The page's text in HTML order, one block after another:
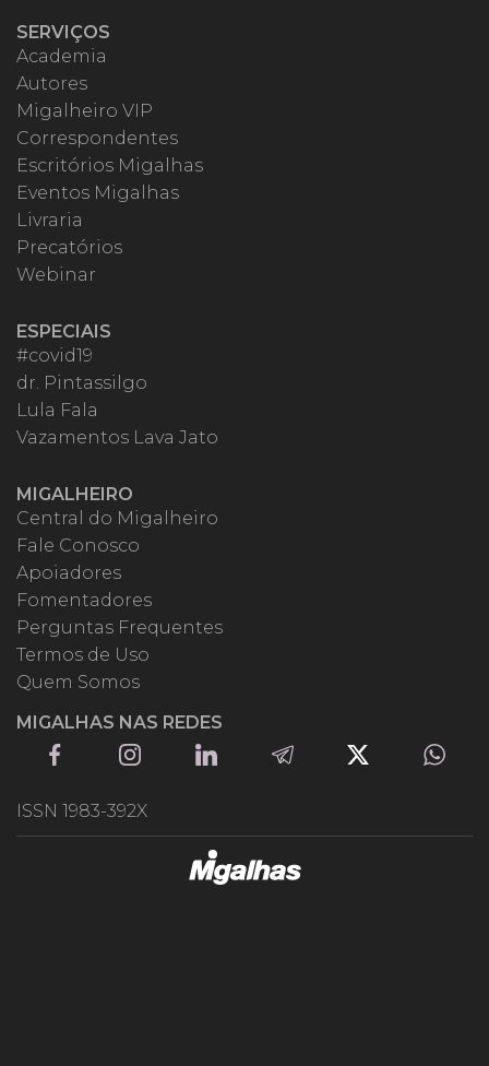
SERVIÇOS
Academia
Autores
Migalheiro VIP
Correspondentes
Escritórios Migalhas
Eventos Migalhas
Livraria
Precatórios
Webinar
ESPECIAIS
#covid19
dr. Pintassilgo
Lula Fala
Vazamentos Lava Jato
MIGALHEIRO
Central do Migalheiro
Fale Conosco
Apoiadores
Fomentadores
Perguntas Frequentes
Termos de Uso
Quem Somos
MIGALHAS NAS REDES
ISSN 1983-392X